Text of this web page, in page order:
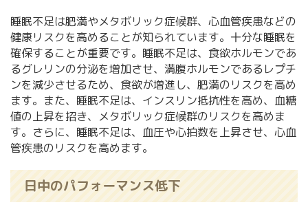
睡眠不足は肥満やメタボリック症候群、心血管疾患などの
健康リスクを高めることが知られています。十分な睡眠を
確保することが重要です。睡眠不足は、食欲ホルモンであ
るグレリンの分泌を増加させ、満腹ホルモンであるレプチ
ンを減少させるため、食欲が増進し、肥満のリスクを高め
ます。また、睡眠不足は、インスリン抵抗性を高め、血糖
値の上昇を招き、メタボリック症候群のリスクを高めま
す。さらに、睡眠不足は、血圧や心拍数を上昇させ、心血
管疾患のリスクを高めます。
日中のパフォーマンス低下